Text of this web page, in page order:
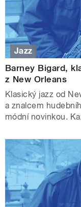
Jazz
Barney Bigard,
z New Orleans
Klasický jazz od
a znalcem
módní novinkou.